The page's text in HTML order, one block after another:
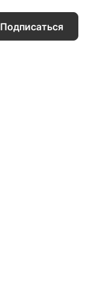
Подписаться